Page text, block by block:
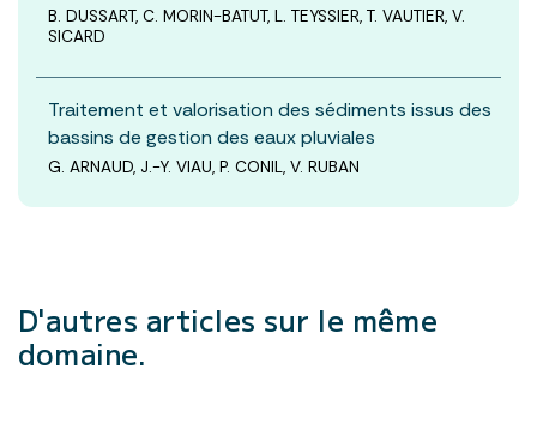
B. DUSSART, C. MORIN-BATUT, L. TEYSSIER, T. VAUTIER, V.
SICARD
Traitement et valorisation des sédiments issus des
bassins de gestion des eaux pluviales
G. ARNAUD, J.-Y. VIAU, P. CONIL, V. RUBAN
D'autres articles sur le même
domaine.